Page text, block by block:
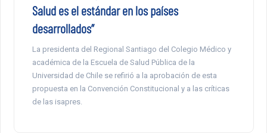
Salud es el estándar en los países
desarrollados”
La presidenta del Regional Santiago del Colegio Médico y
académica de la Escuela de Salud Pública de la
Universidad de Chile se refirió a la aprobación de esta
propuesta en la Convención Constitucional y a las críticas
de las isapres.